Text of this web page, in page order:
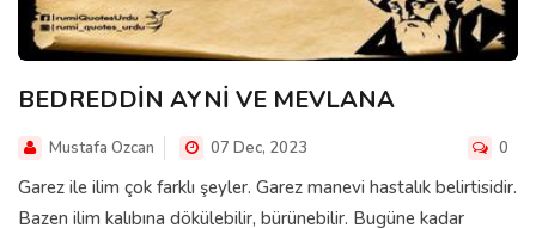
BEDREDDİN AYNİ VE MEVLANA
Mustafa Ozcan 07 Dec, 2023 0
Garez ile ilim çok farklı şeyler. Garez manevi hastalık belirtisidir.
Bazen ilim kalıbına dökülebilir, bürünebilir. Bugüne kadar